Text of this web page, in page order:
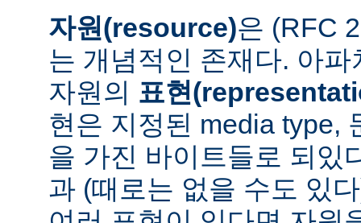
자원(resource)은 (RFC
는 개념적인 존재다. 아
자원의 표현
현은 지정된 media type,
을 가진 바이트들로 되있
과 (때로는 없을 수도 있